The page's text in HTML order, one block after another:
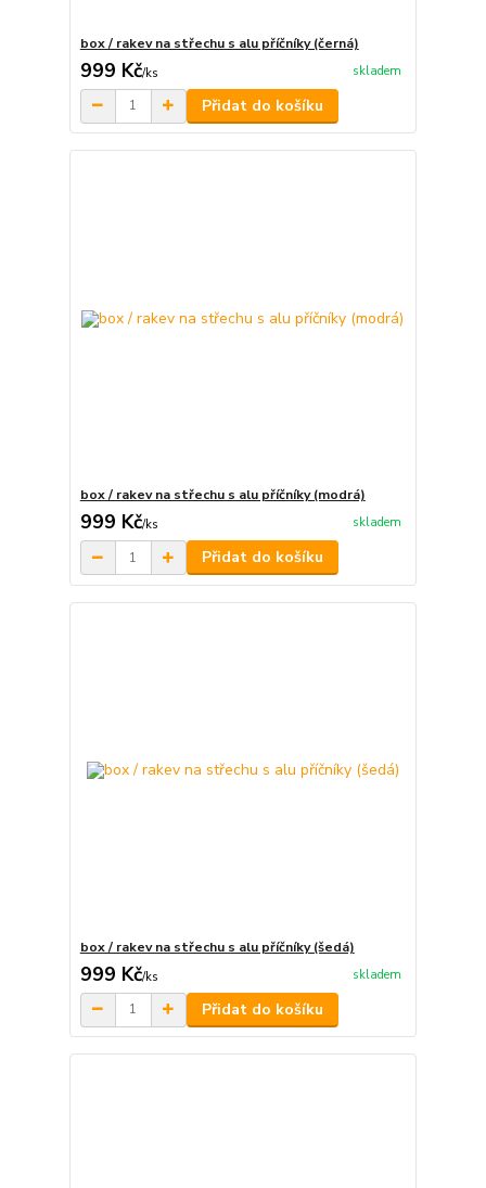
box / rakev na střechu s alu příčníky (černá)
999 Kč/ks skladem
Přidat do košíku
box / rakev na střechu s alu příčníky (modrá)
999 Kč/ks skladem
Přidat do košíku
box / rakev na střechu s alu příčníky (šedá)
999 Kč/ks skladem
Přidat do košíku